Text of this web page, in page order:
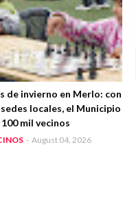
de invierno en Merlo: con
locales, el Municipio
mil vecinos
- August 04, 2026